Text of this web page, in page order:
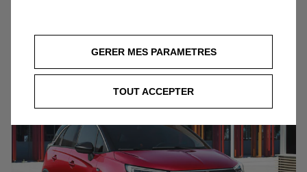
Opel Corsa
GERER MES PARAMETRES
TOUT ACCEPTER